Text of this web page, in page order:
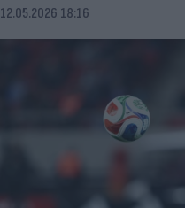
12.05.2026 18:16